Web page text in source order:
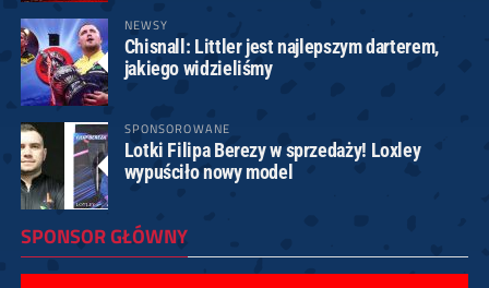
NEWSY
Chisnall: Littler jest najlepszym darterem,
jakiego widzieliśmy
SPONSOROWANE
Lotki Filipa Berezy w sprzedaży! Loxley
wypuściło nowy model
SPONSOR GŁÓWNY